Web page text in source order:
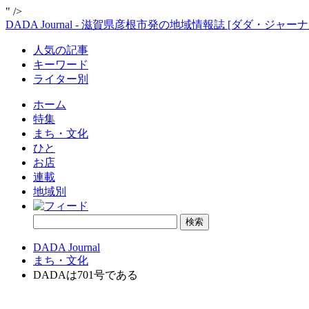
" />
DADA Journal - 滋賀県彦根市発の地域情報誌 [ダダ・ジャー
人気の記事
キーワード
ライター別
ホーム
特集
まち・文化
ひと
お店
連載
地域別
DADA Journal
まち・文化
DADAは701号である